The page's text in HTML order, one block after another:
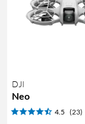
DJI
Neo
4.5 (23)